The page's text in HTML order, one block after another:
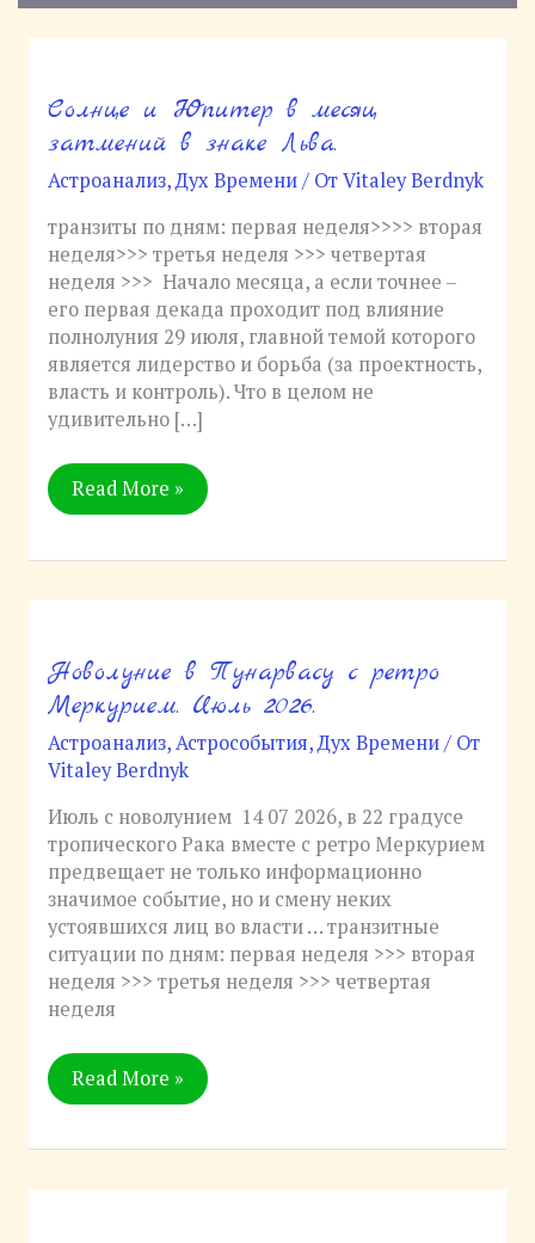
Солнце и Юпитер в месяц
затмений в знаке Льва.
Астроанализ,Дух Времени/ ОтVitaley Berdnyk
транзиты по дням: первая неделя>>>> вторая
неделя>>> третья неделя >>> четвертая
неделя >>> Начало месяца, а если точнее –
его первая декада проходит под влияние
полнолуния 29 июля, главной темой которого
является лидерство и борьба (за проектность,
власть и контроль). Что в целом не
удивительно […]
Солнце
и
в
затмений
в
знаке
Льва.
Read More »
Новолуние в Пунарвасу с ретро
Меркурием. Июль 2026.
Астроанализ,Астрособытия,Дух Времени/ От
Vitaley Berdnyk
Июль с новолунием 14 07 2026, в 22 градусе
тропического Рака вместе с ретро Меркурием
предвещает не только информационно
значимое событие, но и смену неких
устоявшихся лиц во власти … транзитные
ситуации по дням: первая неделя >>> вторая
неделя >>> третья неделя >>> четвертая
неделя
Новолуние
в
Пунарвасу
с
ретро
Read More »